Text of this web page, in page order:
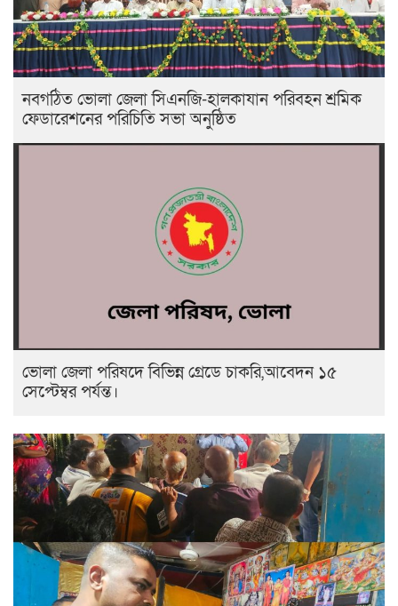
নবগঠিত ভোলা জেলা সিএনজি-হালকাযান পরিবহন শ্রমিক
ফেডারেশনের পরিচিতি সভা অনুষ্ঠিত
ভোলা জেলা পরিষদে বিভিন্ন গ্রেডে চাকরি,আবেদন ১৫
সেপ্টেম্বর পর্যন্ত।